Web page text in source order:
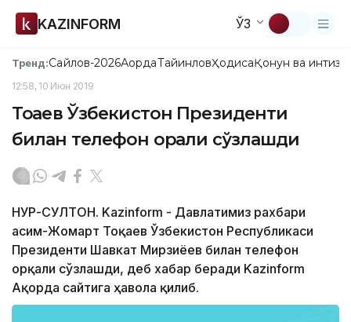
KAZINFORM ЎЗ
Тренд:Сайлов-2026АқордаТайинловҲодисаҚонун ва
12:58, 10 Июн 2019
Тоқаев Ўзбекистон Президенти
билан телефон орқали сўзлашди
НУР-СУЛТОН. Kazinform - Давлатимиз рахбари
Қасим-Жомарт Тоқаев Ўзбекистон Республикаси
Президенти Шавкат Мирзиёев билан телефон
орқали сўзлашди, деб хабар беради Kazinform
Ақорда сайтига ҳавола қилиб.